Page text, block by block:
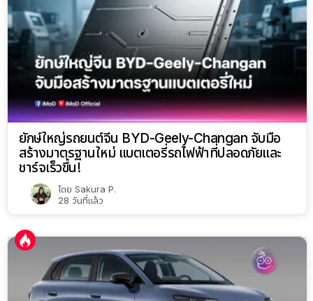
ยักษ์ใหญ่รถยนต์จีน BYD-Geely-Changan จับมือ
สร้างมาตรฐานใหม่ แบตเตอรี่รถไฟฟ้าที่ปลอดภัยและ
ชาร์จเร็วขึ้น!
โดย Sakura P.
28 วันที่แล้ว